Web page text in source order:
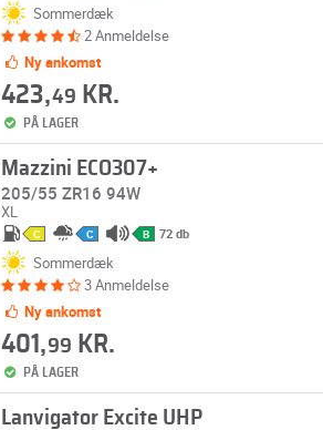
Sommerdæk
2 Anmeldelse
Ny ankomst
423,49 KR.
PÅ LAGER
Mazzini ECO307+
205/55 ZR16 94W
XL
C C B 72 db
Sommerdæk
3 Anmeldelse
Ny ankomst
401,99 KR.
PÅ LAGER
Lanvigator Excite UHP